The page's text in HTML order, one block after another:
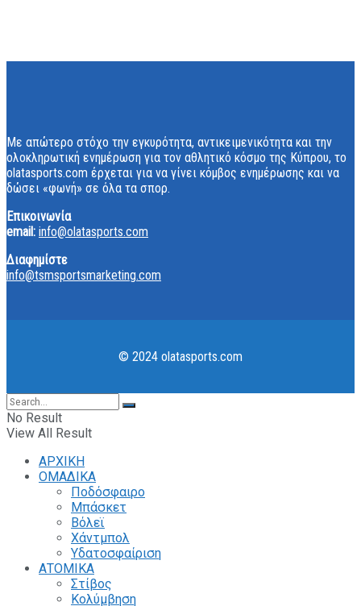
Με απώτερο στόχο την εγκυρότητα, αντικειμενικότητα και την
ολοκληρωτική ενημέρωση για τον αθλητικό κόσμο της Κύπρου, το
olatasports.com έρχεται για να γίνει κόμβος ενημέρωσης και να
δώσει «φωνή» σε όλα τα σπορ.
Επικοινωνία
email: info@olatasports.com
Διαφημίστε
info@tsmsportsmarketing.com
© 2024 olatasports.com
No Result
View All Result
ΑΡΧΙΚΗ
ΟΜΑΔΙΚΑ
Ποδόσφαιρο
Μπάσκετ
Βόλεϊ
Χάντμπολ
Υδατοσφαίριση
ΑΤΟΜΙΚΑ
Στίβος
Κολύμβηση